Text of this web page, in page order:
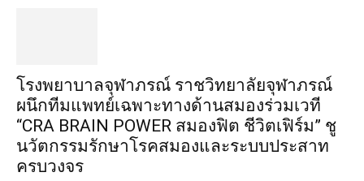
โรงพยาบาลจุฬาภรณ์ ราชวิทยาลัยจุฬาภรณ์
ผนึกทีมแพทย์เฉพาะทางด้านสมองร่วมเวที
“CRA BRAIN POWER สมองฟิต ชีวิตเฟิร์ม” ชู
นวัตกรรมรักษาโรคสมองและระบบประสาท
ครบวงจร